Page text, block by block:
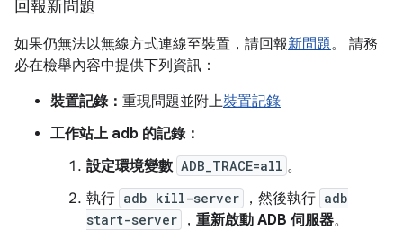
回報新問題
如果仍無法以無線方式連線至裝置，請回報新問題。 請務
必在檢舉內容中提供下列資訊：
裝置記錄： 重現問題並附上裝置記錄
工作站上 adb 的記錄：
設定環境變數 ADB_TRACE=all 。
執行 adb kill-server ，然後執行 adb
start-server
， 重新啟動 ADB 伺服器。